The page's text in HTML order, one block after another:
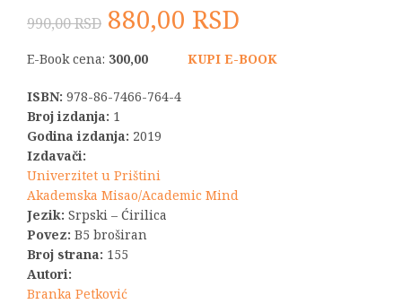
990,00RSD Originalna
cena
je
bila:
990,00 RSD.
880,00 RSD
cena
E-Book cena: 300,00 KUPI E-BOOK
ISBN: 978-86-7466-764-4
Broj izdanja: 1
Godina izdanja: 2019
Izdavači:
Univerzitet u Prištini
Akademska Misao/Academic Mind
Jezik: Srpski – Ćirilica
Povez: B5 broširan
Broj strana: 155
Autori:
Branka Petković